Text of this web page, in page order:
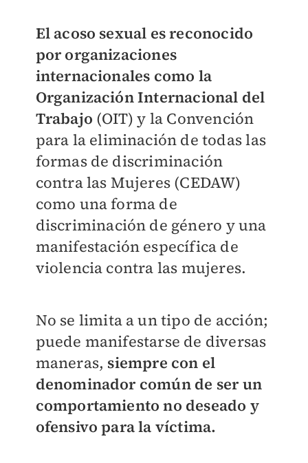
El acoso sexual es reconocido
por organizaciones
internacionales como la
Organización Internacional del
Trabajo (OIT) y la Convención
para la eliminación de todas las
formas de discriminación
contra las Mujeres (CEDAW)
como una forma de
discriminación de género y una
manifestación específica de
violencia contra las mujeres.
No se limita a un tipo de acción;
puede manifestarse de diversas
maneras, siempre con el
denominador común de ser un
comportamiento no deseado y
ofensivo para la víctima.